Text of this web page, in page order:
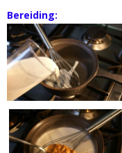
Bereiding: